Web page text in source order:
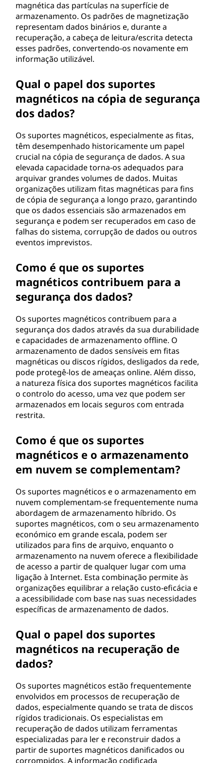
magnética das partículas na superfície de
armazenamento. Os padrões de magnetização
representam dados binários e, durante a
recuperação, a cabeça de leitura/escrita detecta
esses padrões, convertendo-os novamente em
informação utilizável.
Qual o papel dos suportes
magnéticos na cópia de segurança
dos dados?
Os suportes magnéticos, especialmente as fitas,
têm desempenhado historicamente um papel
crucial na cópia de segurança de dados. A sua
elevada capacidade torna-os adequados para
arquivar grandes volumes de dados. Muitas
organizações utilizam fitas magnéticas para fins
de cópia de segurança a longo prazo, garantindo
que os dados essenciais são armazenados em
segurança e podem ser recuperados em caso de
falhas do sistema, corrupção de dados ou outros
eventos imprevistos.
Como é que os suportes
magnéticos contribuem para a
segurança dos dados?
Os suportes magnéticos contribuem para a
segurança dos dados através da sua durabilidade
e capacidades de armazenamento offline. O
armazenamento de dados sensíveis em fitas
magnéticas ou discos rígidos, desligados da rede,
pode protegê-los de ameaças online. Além disso,
a natureza física dos suportes magnéticos facilita
o controlo do acesso, uma vez que podem ser
armazenados em locais seguros com entrada
restrita.
Como é que os suportes
magnéticos e o armazenamento
em nuvem se complementam?
Os suportes magnéticos e o armazenamento em
nuvem complementam-se frequentemente numa
abordagem de armazenamento híbrido. Os
suportes magnéticos, com o seu armazenamento
económico em grande escala, podem ser
utilizados para fins de arquivo, enquanto o
armazenamento na nuvem oferece a flexibilidade
de acesso a partir de qualquer lugar com uma
ligação à Internet. Esta combinação permite às
organizações equilibrar a relação custo-eficácia e
a acessibilidade com base nas suas necessidades
específicas de armazenamento de dados.
Qual o papel dos suportes
magnéticos na recuperação de
dados?
Os suportes magnéticos estão frequentemente
envolvidos em processos de recuperação de
dados, especialmente quando se trata de discos
rígidos tradicionais. Os especialistas em
recuperação de dados utilizam ferramentas
especializadas para ler e reconstruir dados a
partir de suportes magnéticos danificados ou
corrompidos. A informação codificada